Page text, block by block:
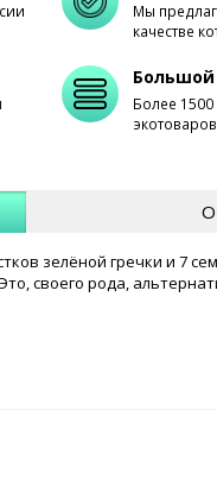
Мы
качестве
Большой
Более
экотоваров
зелёной гречки и 7
своего рода,
дайте настояться